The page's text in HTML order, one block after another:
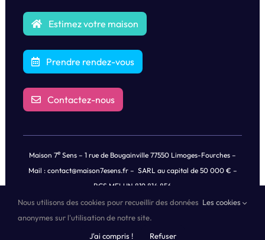
Estimez votre maison
Prendre rendez-vous
Contactez-nous
Maison 7e Sens – 1 rue de Bougainville 77550 Limoges-Fourches –
Mail : contact@maison7esens.fr– SARL au capital de 50 000 € –
RCS MELUN 819 814 856
© Copyright2026 |Mentions légales|Politique de Confidentialités
des Données| Tous droits réservés | Propulsé by
Nous utilisons des cookies pour recueillir des données
anonymes sur l'utilisation de notre site.
Les cookies
J'ai compris ! Refuser